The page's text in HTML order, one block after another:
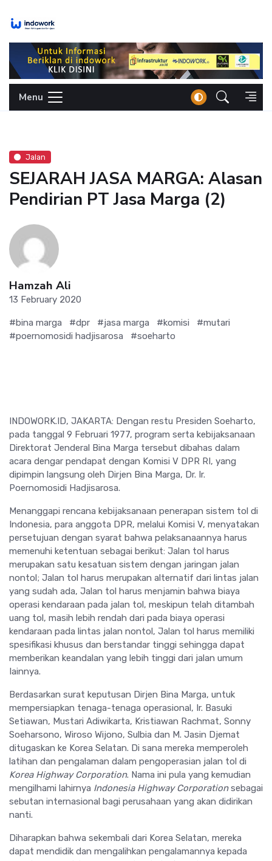
Menu
Jalan
SEJARAH JASA MARGA: Alasan
Pendirian PT Jasa Marga (2)
Hamzah Ali
13 February 2020
#bina marga #dpr #jasa marga #komisi
#mutari
#poernomosidi hadjisarosa
#soeharto
INDOWORK.ID, JAKARTA: Dengan restu Presiden Soeharto,
pada tanggal 9 Februari 1977, program serta kebijaksanaan
Direktorat Jenderal Bina Marga tersebut dibahas dalam
acara dengar pendapat dengan Komisi V DPR RI, yang
dipimpin langsung oleh Dirjen Bina Marga, Dr. Ir.
Poernomosidi Hadjisarosa.
Menanggapi rencana kebijaksanaan penerapan sistem tol di
Indonesia, para anggota DPR, melalui Komisi V, menyatakan
persetujuan dengan syarat bahwa pelaksanaannya harus
memenuhi ketentuan sebagai berikut: Jalan tol harus
merupakan satu kesatuan sistem dengan jaringan jalan
nontol; Jalan tol harus merupakan alternatif dari lintas jalan
yang sudah ada, Jalan tol harus menjamin bahwa biaya
operasi kendaraan pada jalan tol, meskipun telah ditambah
uang tol, masih lebih rendah dari pada biaya operasi
kendaraan pada lintas jalan nontol, Jalan tol harus memiliki
spesifikasi khusus dan berstandar tinggi sehingga dapat
memberikan keandalan yang lebih tinggi dari jalan umum
Iainnya.
Berdasarkan surat keputusan Dirjen Bina Marga, untuk
mempersiapkan tenaga-tenaga operasional, Ir. Basuki
Setiawan, Mustari Adiwikarta, Kristiawan Rachmat, Sonny
Soeharsono, Wiroso Wijono, Sulbia dan M. Jasin Djemat
ditugaskan ke Korea Selatan. Di sana mereka memperoleh
latihan dan pengalaman dalam pengoperasian jalan tol di
Korea Highway Corporation. Nama ini pula yang kemudian
mengilhami lahirnya Indonesia Highway Corporationsebagai
sebutan internasional bagi perusahaan yang akan didirikan
nanti.
Diharapkan bahwa sekembali dari Korea Selatan, mereka
dapat mendidik dan mengalihkan pengalamannya kepada